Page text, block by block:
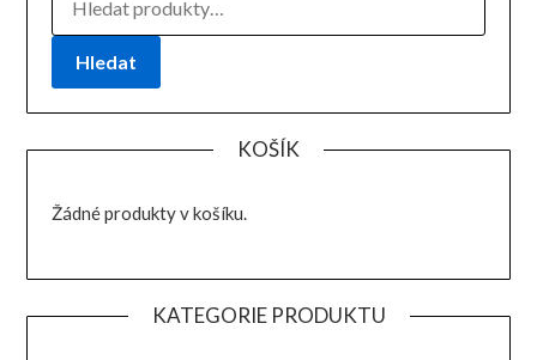
Hledat
KOŠÍK
Žádné produkty v košíku.
KATEGORIE PRODUKTU